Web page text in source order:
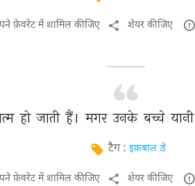
फ़ेवरेट में शामिल कीजिए शेयर कीजिए
हो जाती हैं। मगर उनके बच्चे यानी
टैग : इक़बाल डे
फ़ेवरेट में शामिल कीजिए शेयर कीजिए